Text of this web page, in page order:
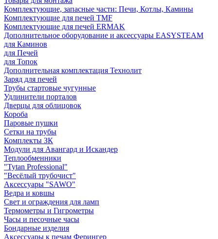
Комплектующие, запасные части: Печи, Котлы, Камины
Комплектующие для печей TMF
Комплектующие для печей ERMAK
Дополнительное оборудование и аксессуары EASYSTEAM
для Каминов
для Печей
для Топок
Дополнительная комплектация Технолит
Заряд для печей
Трубы стартовые чугунные
Удлинители порталов
Дверцы для облицовок
Короба
Паровые пушки
Сетки на трубы
Комплекты ЗК
Модули для Авангард и Искандер
Теплообменники
"Tytan Professional"
"Весёлый трубочист"
Аксессуары "SAWO"
Ведра и ковшы
Свет и ограждения для ламп
Термометры и Гигрометры
Часы и песочные часы
Бондарные изделия
Аксессуары к печам Ферингер